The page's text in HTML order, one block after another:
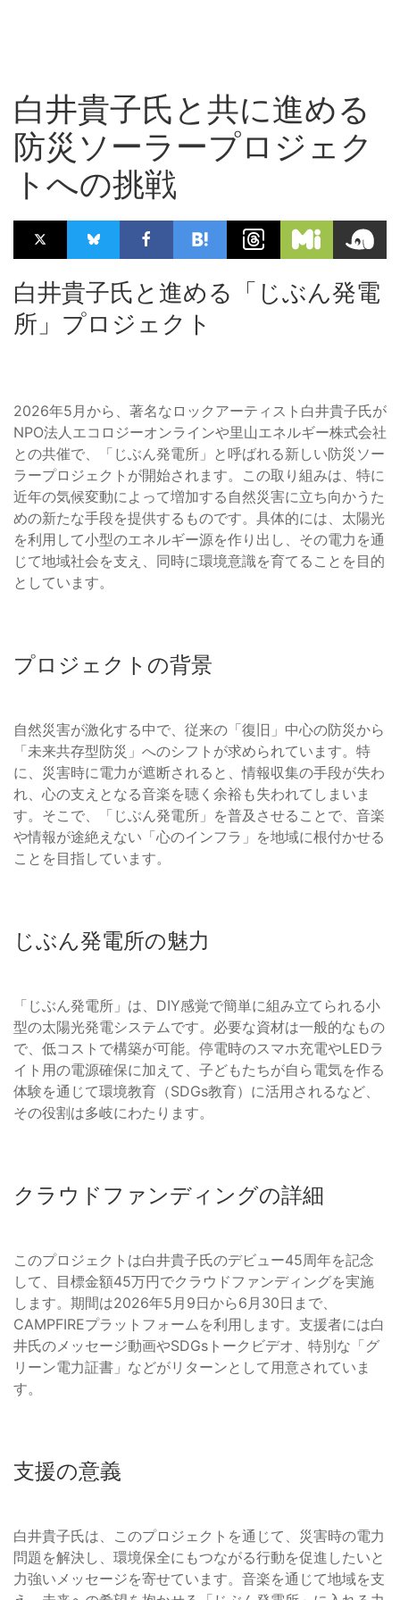
白井貴子氏と共に進める
防災ソーラープロジェク
トへの挑戦
白井貴子氏と進める「じぶん発電
所」プロジェクト
2026年5月から、著名なロックアーティスト白井貴子氏が
NPO法人エコロジーオンラインや里山エネルギー株式会社
との共催で、「じぶん発電所」と呼ばれる新しい防災ソー
ラープロジェクトが開始されます。この取り組みは、特に
近年の気候変動によって増加する自然災害に立ち向かうた
めの新たな手段を提供するものです。具体的には、太陽光
を利用して小型のエネルギー源を作り出し、その電力を通
じて地域社会を支え、同時に環境意識を育てることを目的
としています。
プロジェクトの背景
自然災害が激化する中で、従来の「復旧」中心の防災から
「未来共存型防災」へのシフトが求められています。特
に、災害時に電力が遮断されると、情報収集の手段が失わ
れ、心の支えとなる音楽を聴く余裕も失われてしまいま
す。そこで、「じぶん発電所」を普及させることで、音楽
や情報が途絶えない「心のインフラ」を地域に根付かせる
ことを目指しています。
じぶん発電所の魅力
「じぶん発電所」は、DIY感覚で簡単に組み立てられる小
型の太陽光発電システムです。必要な資材は一般的なもの
で、低コストで構築が可能。停電時のスマホ充電やLEDラ
イト用の電源確保に加えて、子どもたちが自ら電気を作る
体験を通じて環境教育（SDGs教育）に活用されるなど、
その役割は多岐にわたります。
クラウドファンディングの詳細
このプロジェクトは白井貴子氏のデビュー45周年を記念
して、目標金額45万円でクラウドファンディングを実施
します。期間は2026年5月9日から6月30日まで、
CAMPFIREプラットフォームを利用します。支援者には白
井氏のメッセージ動画やSDGsトークビデオ、特別な「グ
リーン電力証書」などがリターンとして用意されていま
す。
支援の意義
白井貴子氏は、このプロジェクトを通じて、災害時の電力
問題を解決し、環境保全にもつながる行動を促進したいと
力強いメッセージを寄せています。音楽を通じて地域を支